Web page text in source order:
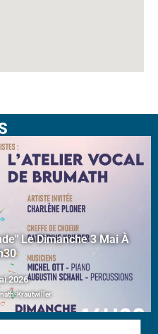
Le Dimanche 3 Mai À
2026
Krautwiller